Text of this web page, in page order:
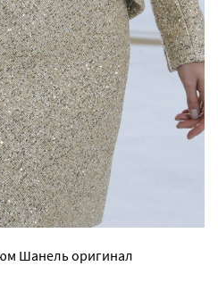
Шанель оригинал